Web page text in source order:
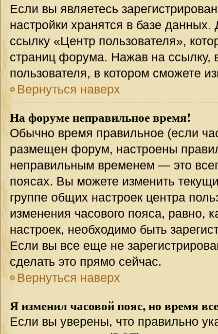
Если вы являетесь
настройки хранятся в базе
ссылку «Центр пользователя»,
страниц форума. Нажав на ссылку,
пользователя, в котором сможете
Вернуться наверх
На форуме неправильное время!
Обычно время правильное (если
размещен форум, настроены
неправильным временем — это
поясах. Вы можете изменить
группе общих настроек центра
изменения часового пояса, равно,
настроек, необходимо быть
Если вы все еще не
сделать это прямо сейчас.
Вернуться наверх
Я изменил часовой пояс, но время
Если вы уверены, что правильно